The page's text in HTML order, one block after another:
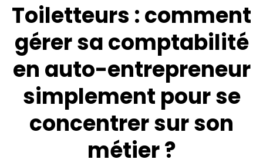
Toiletteurs : comment
gérer sa comptabilité
en auto-entrepreneur
simplement pour se
concentrer sur son
métier ?